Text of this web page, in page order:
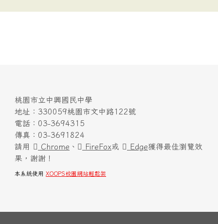
桃園市立中興國民中學
地址：330059桃園市文中路122號
電話：03-3694315
傳真：03-3691824
請用
Chrome 、 FireFox或 Edge獲得最佳瀏覽效
果，謝謝！
本系統使用 XOOPS校園網站輕鬆架